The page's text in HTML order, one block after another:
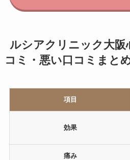
ルシアクリニック大阪
コミ・悪い口コミまと
項目
効果
痛み